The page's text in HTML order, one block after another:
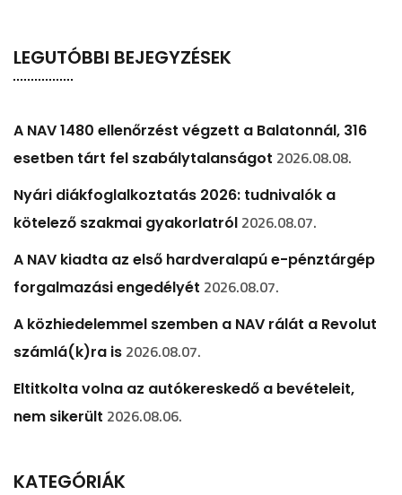
LEGUTÓBBI BEJEGYZÉSEK
A NAV 1480 ellenőrzést végzett a Balatonnál, 316
esetben tárt fel szabálytalanságot 2026.08.08.
Nyári diákfoglalkoztatás 2026: tudnivalók a
kötelező szakmai gyakorlatról 2026.08.07.
A NAV kiadta az első hardveralapú e-pénztárgép
forgalmazási engedélyét 2026.08.07.
A közhiedelemmel szemben a NAV rálát a Revolut
számlá(k)ra is 2026.08.07.
Eltitkolta volna az autókereskedő a bevételeit,
nem sikerült 2026.08.06.
KATEGÓRIÁK